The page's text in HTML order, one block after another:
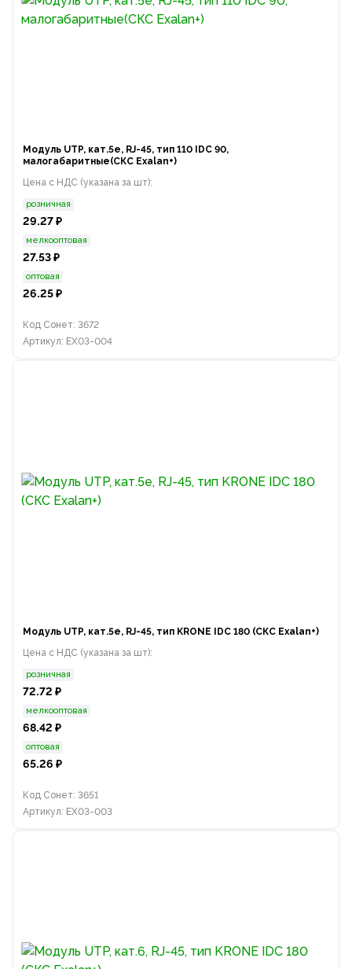
Модуль UTP, кат.5e, RJ-45, тип 110 IDC 90,
малогабаритные(СКС Exalan+)
Цена с НДС (указана за шт):
розничная
29.27 ₽
мелкооптовая
27.53 ₽
оптовая
26.25 ₽
Код Сонет: 3672
Артикул: EX03-004
Модуль UTP, кат.5е, RJ-45, тип KRONE IDC 180 (СКС Exalan+)
Цена с НДС (указана за шт):
розничная
72.72 ₽
мелкооптовая
68.42 ₽
оптовая
65.26 ₽
Код Сонет: 3651
Артикул: EX03-003